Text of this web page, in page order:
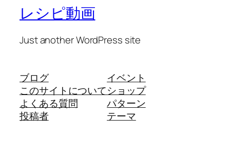
レシピ動画
Just another WordPress site
ブログ
このサイトについて
よくある質問
投稿者
イベント
ショップ
パターン
テーマ